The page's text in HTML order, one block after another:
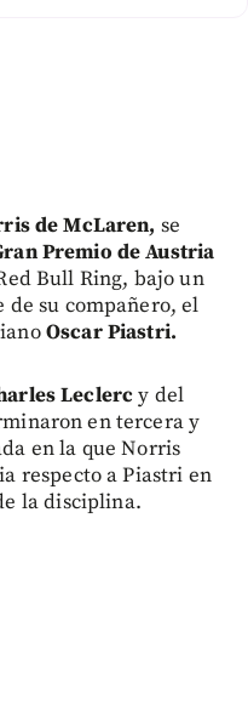
de McLaren, se
Premio de Austria
Bull Ring, bajo un
su compañero, el
Oscar Piastri.
Leclercy del
en tercera y
en la que Norris
respecto a Piastri en
la disciplina.